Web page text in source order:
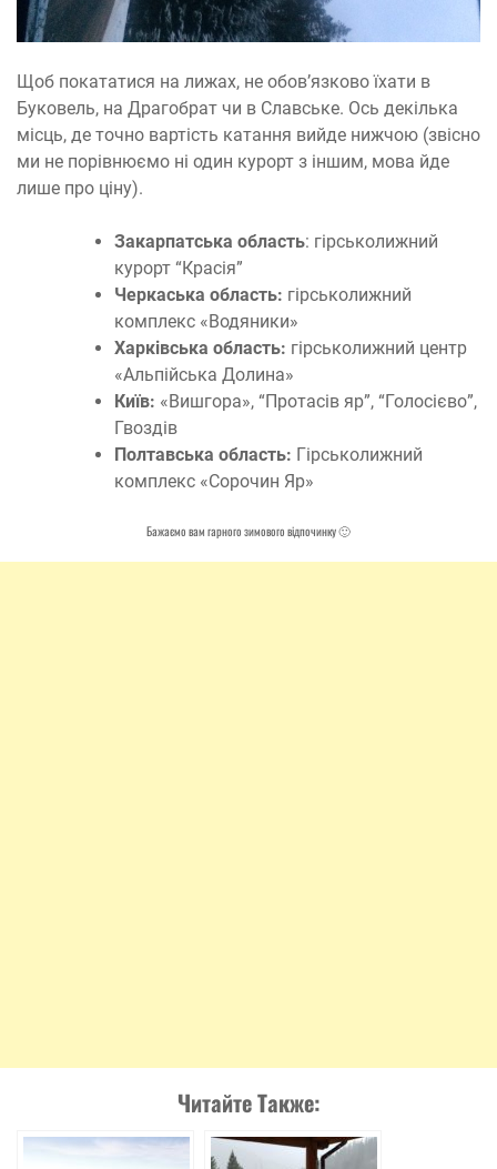
Щоб покататися на лижах, не обов’язково їхати в
Буковель, на Драгобрат чи в Славське. Ось декілька
місць, де точно вартість катання вийде нижчою (звісно
ми не порівнюємо ні один курорт з іншим, мова йде
лише про ціну).
Закарпатська область: гірськолижний
курорт “Красія”
Черкаська область: гірськолижний
комплекс «Водяники»
Харківська область: гірськолижний центр
«Альпійська Долина»
Київ: «Вишгора», “Протасів яр”, “Голосієво”,
Гвоздів
Полтавська область: Гірськолижний
комплекс «Сорочин Яр»
Бажаємо вам гарного зимового відпочинку 🙂
Читайте Также: